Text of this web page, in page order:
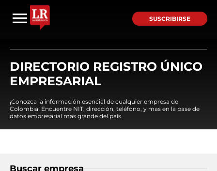
SUSCRIBIRSE
DIRECTORIO REGISTRO ÚNICO
EMPRESARIAL
¡Conozca la información esencial de cualquier empresa de
Colombia! Encuentre NIT, dirección, teléfono, y mas en la base de
datos empresarial mas grande del país.
Buscar empresa